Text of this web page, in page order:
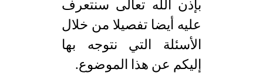
بإذن الله تعالى سنتعرف
عليه أيضا تفصيلا من خلال
الأسئلة التي نتوجه بها
إليكم عن هذا الموضوع.